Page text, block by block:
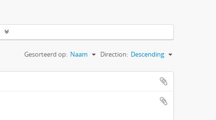
Gesorteerd op: Naam Direction: Descending